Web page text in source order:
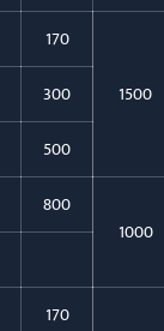
170
1500
300
500
800
1000
170